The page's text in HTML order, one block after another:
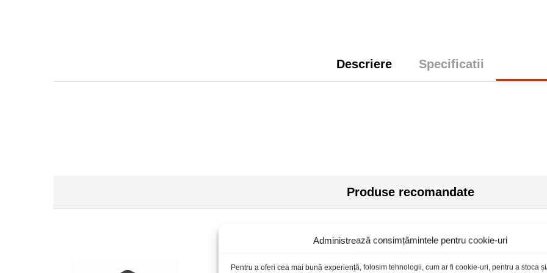
Administrează consimțămintele pentru cookie-uri
Pentru a oferi cea mai bună experiență, folosim tehnologii, cum ar fi cookie-uri, pentru a stoca
Descriere Specificatii
Produse recomandate